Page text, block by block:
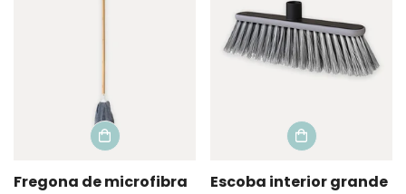
Fregona de microfibra
Escoba interior grande